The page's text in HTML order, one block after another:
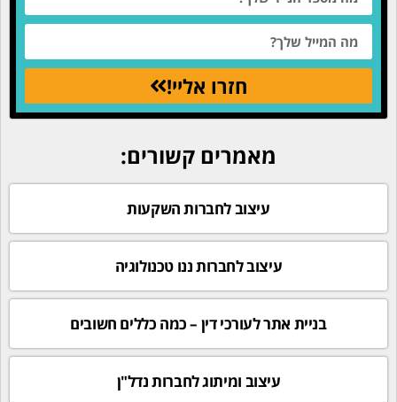
חזרו אליי!
מאמרים קשורים:
עיצוב לחברות השקעות
עיצוב לחברות ננו טכנולוגיה
בניית אתר לעורכי דין – כמה כללים חשובים
עיצוב ומיתוג לחברות נדל"ן